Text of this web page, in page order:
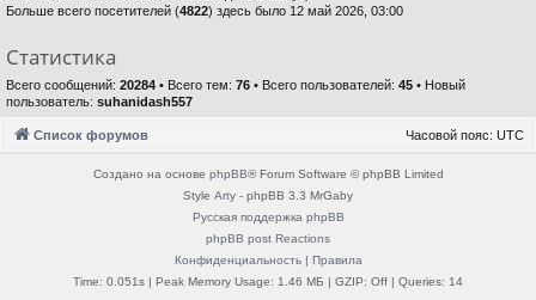
Больше всего посетителей (4822) здесь было 12 май 2026, 03:00
Статистика
Всего сообщений: 20284 • Всего тем: 76 • Всего пользователей: 45 • Новый
пользователь: suhanidash557
Список форумов Часовой пояс: UTC
Создано на основе phpBB® Forum Software © phpBB Limited
Style Arty - phpBB 3.3 MrGaby
Русская поддержка phpBB
phpBB post Reactions
Конфиденциальность| Правила
Time: 0.051s | Peak Memory Usage: 1.46 МБ | GZIP: Off | Queries: 14